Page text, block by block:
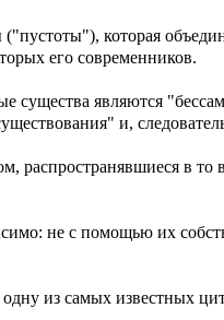
которая
его современников.
существа являются
и,
распространявшиеся в
не с помощью их
из самых известных